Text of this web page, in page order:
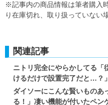
※記事内の商品情報は筆者購入
り在庫切れ、取り扱っていない
関連記事
ニトリ完全にやらかしてる「
けるだけで設置完了だと…？」
ダイソーにこんな賢いものあ
る！」凄い機能が付いたペン